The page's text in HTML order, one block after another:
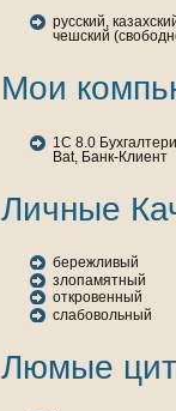
русский,
чешский
Мои
1C 8.0
Bat, Банк-Клиент
Личные
бережливый
злопамятный
откровенный
слабовольный
Люмые